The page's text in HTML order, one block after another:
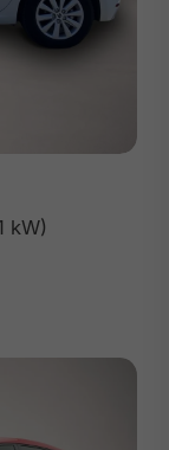
kW)